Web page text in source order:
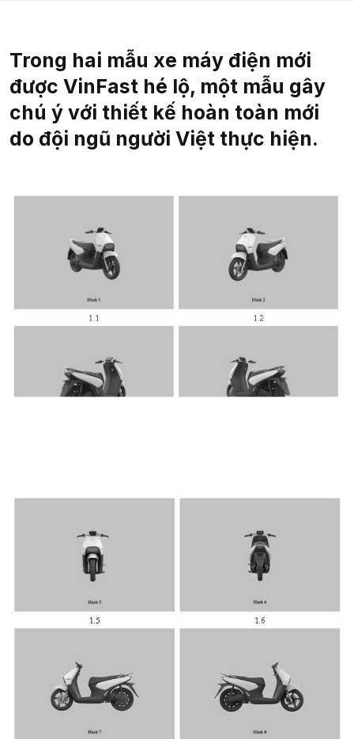
Trong hai mẫu xe máy điện mới
được VinFast hé lộ, một mẫu gây
chú ý với thiết kế hoàn toàn mới
do đội ngũ người Việt thực hiện.​